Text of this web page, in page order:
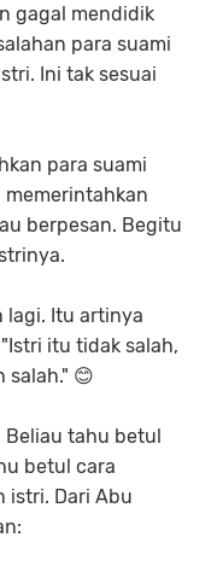
gagal mendidik
para suami
Ini tak sesuai
para suami
berpesan. Begitu
lagi. Itu artinya
itu tidak salah,
salah." 😊
Beliau tahu betul
betul cara
istri. Dari Abu